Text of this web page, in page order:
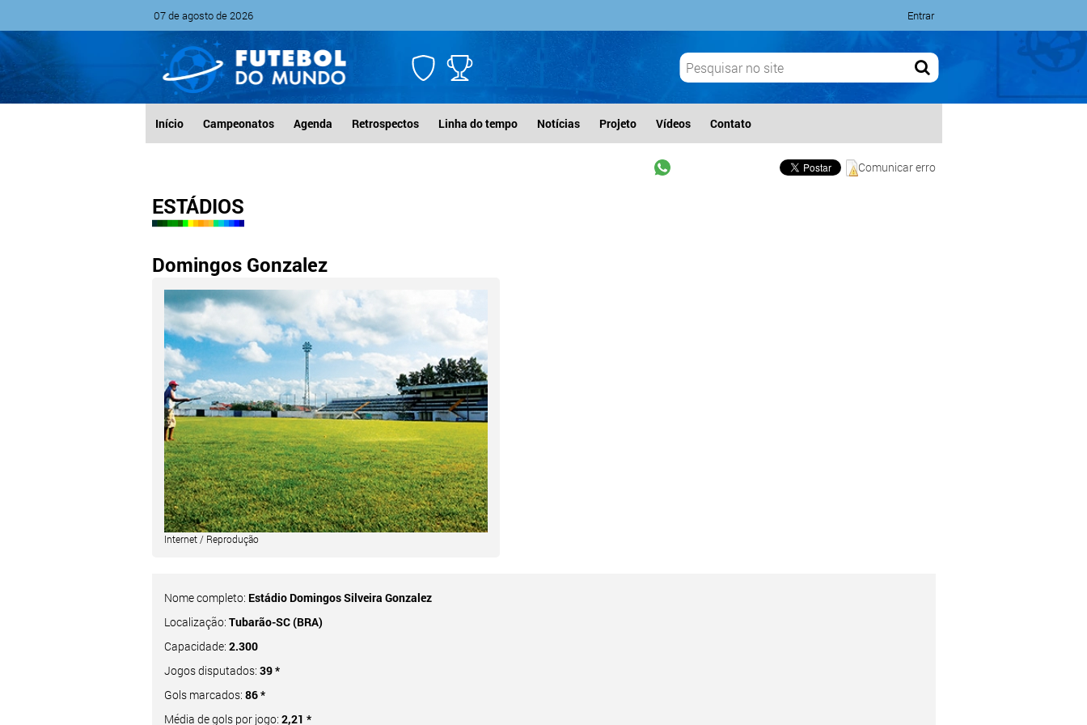
07 de agosto de 2026 Entrar
Início Campeonatos Agenda Retrospectos Linha do tempo Notícias Projeto Vídeos Contato
Comunicar erro
ESTÁDIOS
Domingos Gonzalez
Internet / Reprodução
Nome completo: Estádio Domingos Silveira Gonzalez
Localização: Tubarão-SC (BRA)
Capacidade: 2.300
Jogos disputados: 39 *
Gols marcados: 86 *
Média de gols por jogo: 2,21 *